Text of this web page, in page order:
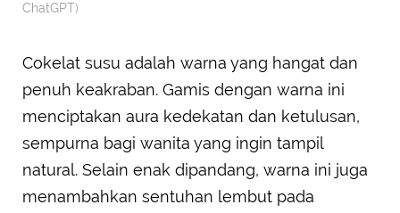
ChatGPT)
Cokelat susu adalah warna yang hangat dan
penuh keakraban. Gamis dengan warna ini
menciptakan aura kedekatan dan ketulusan,
sempurna bagi wanita yang ingin tampil
natural. Selain enak dipandang, warna ini juga
menambahkan sentuhan lembut pada